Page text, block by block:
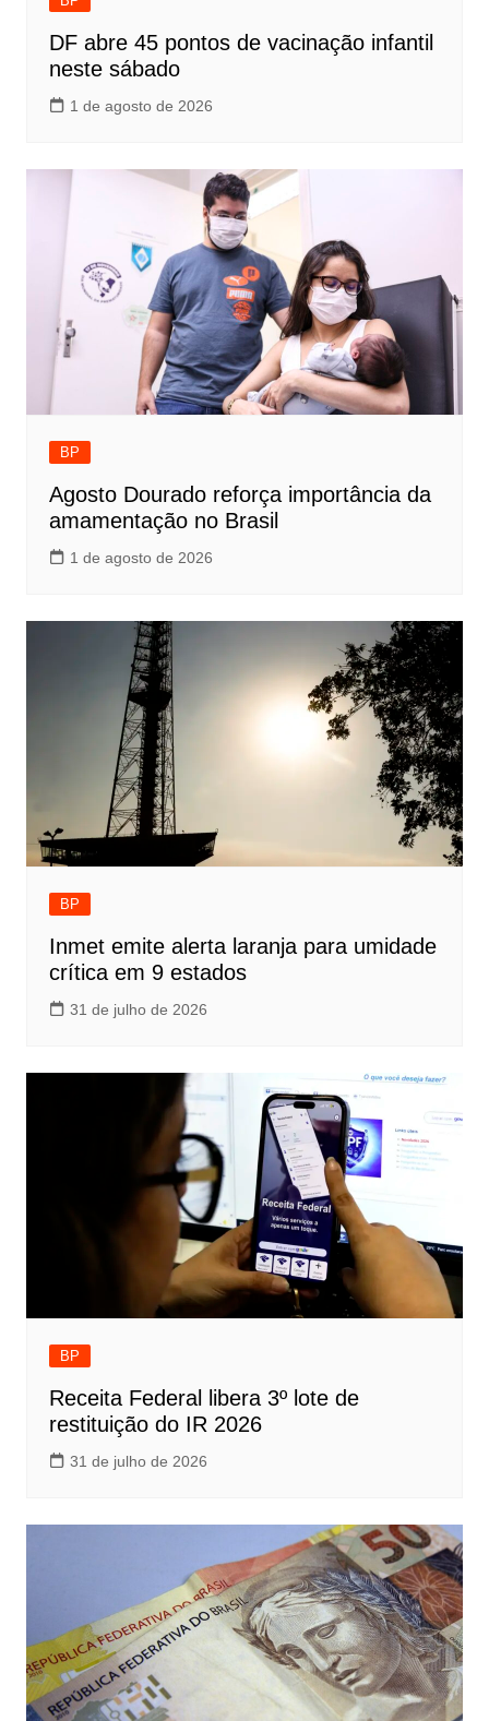
DF abre 45 pontos de vacinação infantil
neste sábado
1 de agosto de 2026
BP
Agosto Dourado reforça importância da
amamentação no Brasil
1 de agosto de 2026
BP
Inmet emite alerta laranja para umidade
crítica em 9 estados
31 de julho de 2026
BP
Receita Federal libera 3º lote de
restituição do IR 2026
31 de julho de 2026